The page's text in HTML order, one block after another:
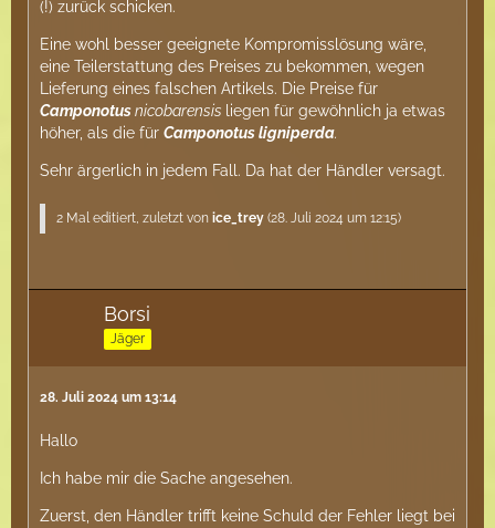
(!) zurück schicken.
Eine wohl besser geeignete Kompromisslösung wäre,
eine Teilerstattung des Preises zu bekommen, wegen
Lieferung eines falschen Artikels. Die Preise für
Camponotusnicobarensis liegen für gewöhnlich ja etwas
höher, als die für Camponotus ligniperda.
Sehr ärgerlich in jedem Fall. Da hat der Händler versagt.
2 Mal editiert, zuletzt von ice_trey (28. Juli 2024 um 12:15)
Borsi
Jäger
28. Juli 2024 um 13:14
Hallo
Ich habe mir die Sache angesehen.
Zuerst, den Händler trifft keine Schuld der Fehler liegt bei